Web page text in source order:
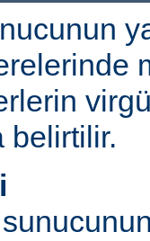
belirtilir.